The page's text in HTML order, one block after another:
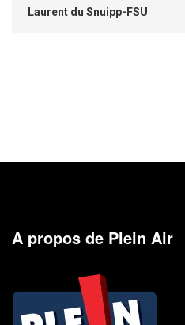
Laurent du Snuipp-FSU
A propos de Plein Air